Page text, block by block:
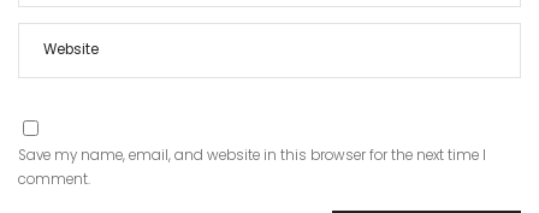
Save my name, email, and website in this browser for the next time I
comment.